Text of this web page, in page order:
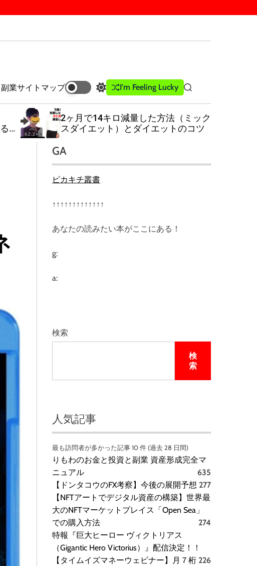
業サイトマップ
S
w
t
c
o
o
m
e
I'm Feeling Lucky
S
e
r
c
2ヶ月で14キロ減量した方法（ミック
スダイエット）とダイエットのコツ
GA
ピカキチ叢書
↑↑↑↑↑↑↑↑↑↑↑↑↑
あなたの読みたい本がここにある！
g:
a:
検索
検
索
人気記事
最も訪問者が多かった記事 10 件 (過去 28 日間)
りもわのお金と投資と副業 資産形成完全マ
ニュアル
635
【ドンタコウのFX考察】今後の展開予想 277
【NFTアートでデジタル資産の構築】世界最
大のNFTマーケットプレイス「Open Sea」
での購入方法
274
特報『巨大ヒーロー ヴィクトリアス
（Gigantic Hero Victorius）』配信決定！！
226
【タイムイズマネーウェビナー】月７桁